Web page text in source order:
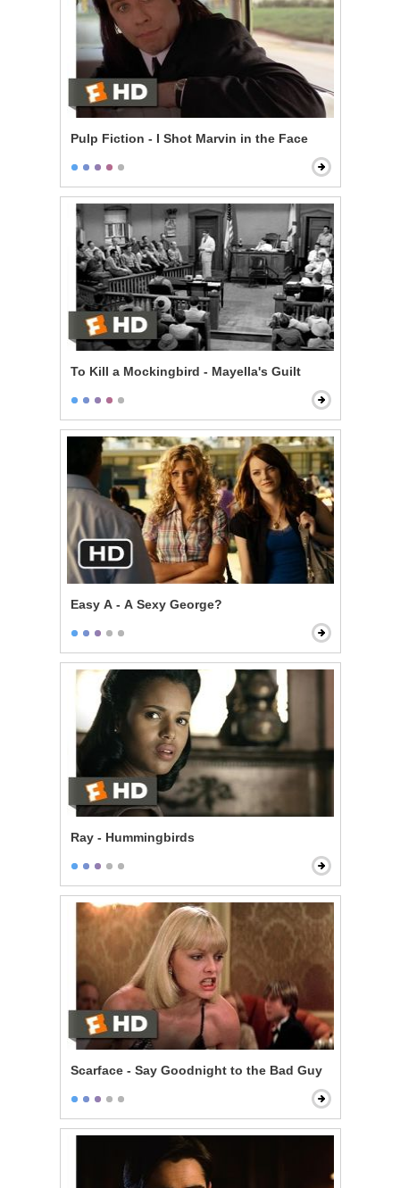
Pulp Fiction - I Shot Marvin in the Face
To Kill a Mockingbird - Mayella's Guilt
Easy A - A Sexy George?
Ray - Hummingbirds
Scarface - Say Goodnight to the Bad Guy